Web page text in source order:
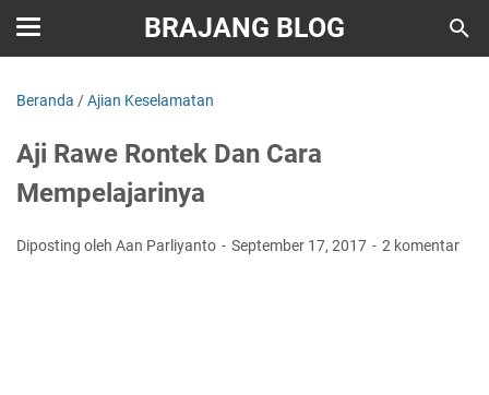
BRAJANG BLOG
Beranda /Ajian Keselamatan
Aji Rawe Rontek Dan Cara
Mempelajarinya
Diposting oleh Aan Parliyanto September 17, 2017 2 komentar